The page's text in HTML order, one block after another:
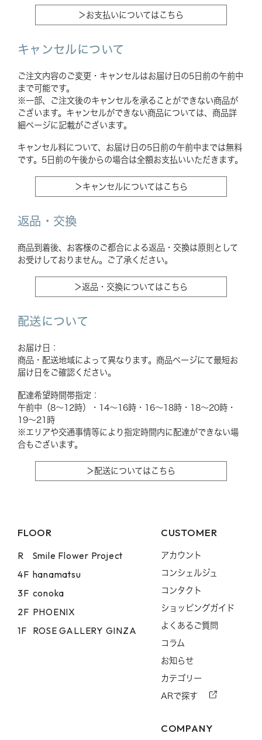
＞お支払いについてはこちら
キャンセルについて
ご注文内容のご変更・キャンセルはお届け日の5日前の午前中
まで可能です。
※一部、ご注文後のキャンセルを承ることができない商品が
ございます。キャンセルができない商品については、商品詳
細ページに記載がございます。
キャンセル料について、お届け日の5日前の午前中までは無料
です。5日前の午後からの場合は全額お支払いいただきます。
＞キャンセルについてはこちら
返品・交換
商品到着後、お客様のご都合による返品・交換は原則として
お受けしておりません。ご了承ください。
＞返品・交換についてはこちら
配送について
お届け日：
商品・配送地域によって異なります。商品ページにて最短お
届け日をご確認ください。
配達希望時間帯指定：
午前中（8〜12時）・14〜16時・16〜18時・18〜20時・
19〜21時
※エリアや交通事情等により指定時間内に配達ができない場
合もございます。
＞配送についてはこちら
FLOOR
R
Smile Flower Project
4F hanamatsu
3F conoka
2F PHOENIX
1F ROSE GALLERY GINZA
CUSTOMER
アカウント
コンシェルジュ
コンタクト
ショッピングガイド
よくあるご質問
コラム
お知らせ
カテゴリー
ARで探す
COMPANY